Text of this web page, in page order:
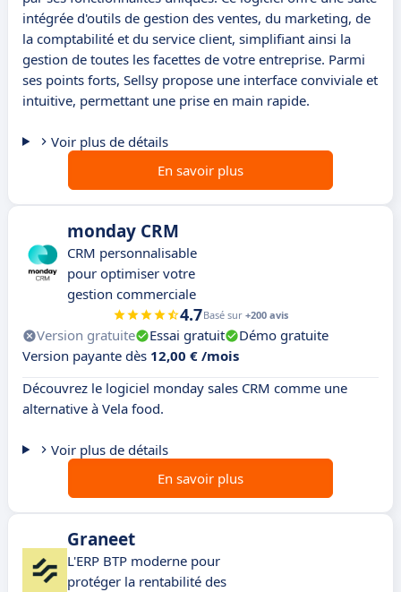
intégrée d'outils de gestion des ventes, du marketing, de
la comptabilité et du service client, simplifiant ainsi la
gestion de toutes les facettes de votre entreprise. Parmi
ses points forts, Sellsy propose une interface conviviale et
intuitive, permettant une prise en main rapide.
Voir plus de détails
En savoir plus
monday CRM
CRM personnalisable
pour optimiser votre
gestion commerciale
4.7Basé sur +200 avis
Version gratuite Essai gratuit
Démo gratuite
Version payante dès 12,00 € /mois
Découvrez le logiciel monday sales CRM comme une
alternative à Vela food.
Voir plus de détails
En savoir plus
Graneet
L'ERP BTP moderne pour
protéger la rentabilité des